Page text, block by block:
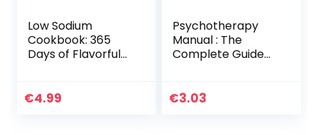
Low Sodium
Cookbook: 365
Days of Flavorful
Blood Pressure &
€4.99
Psychotherapy
Manual : The
Complete Guide
Psychotherapy
€3.03